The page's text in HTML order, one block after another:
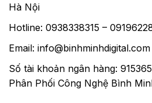
Hà Nội
Hotline: 0938338315 –
Email: info@binhminhdigital.com
Số tài khoản ngân hàng:
Phân Phối Công Nghệ Bình